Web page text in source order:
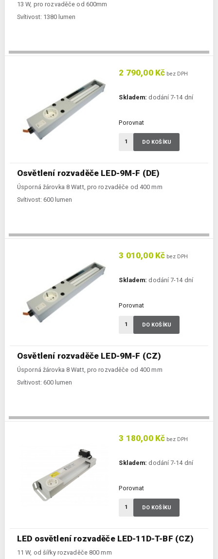
13 W, pro rozvaděče od 600mm
Svítivost: 1380 lumen
Osvětlení rozvaděče LED-9M-F (DE)
Úsporná žárovka 8 Watt, pro rozvaděče od 400 mm
Svítivost: 600 lumen
2 790,00 Kč bez DPH
Skladem: dodání 7-14 dní
Porovnat
DO KOŠÍKU
Osvětlení rozvaděče LED-9M-F (CZ)
Úsporná žárovka 8 Watt, pro rozvaděče od 400 mm
Svítivost: 600 lumen
3 010,00 Kč bez DPH
Skladem: dodání 7-14 dní
Porovnat
DO KOŠÍKU
LED osvětlení rozvaděče LED-11D-T-BF (CZ)
11 W, od šířky rozvaděče 800 mm
3 180,00 Kč bez DPH
Skladem: dodání 7-14 dní
Porovnat
DO KOŠÍKU